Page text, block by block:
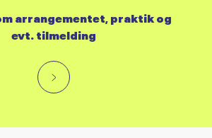
arrangementet, praktik og
evt. tilmelding